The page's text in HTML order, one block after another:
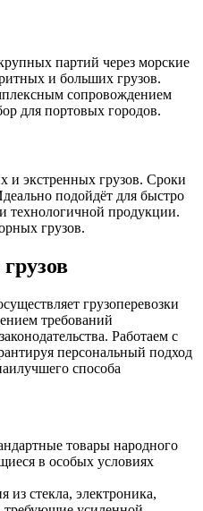
партий через морские
и больших грузов.
сопровождением
для портовых городов.
и экстренных грузов. Сроки
подойдёт для быстро
технологичной продукции.
грузов.
грузоперевозки
требований
Работаем с
персональный подход
способа
товары народного
в особых условиях
стекла, электроника,